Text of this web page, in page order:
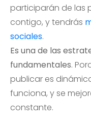
participarán de las
contigo, y tendrás
sociales.
Es una de las
fundamentales.
publicar es
funciona, y se
constante.